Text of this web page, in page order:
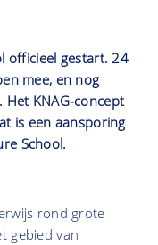
officieel gestart. 24
mee, en nog
KNAG-concept
is een aansporing
School.
rond grote
gebied van